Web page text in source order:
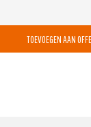
TOEVOEGEN AAN